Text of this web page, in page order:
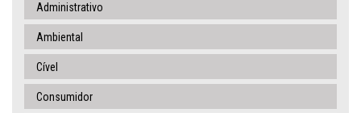
Administrativo
Ambiental
Cível
Consumidor